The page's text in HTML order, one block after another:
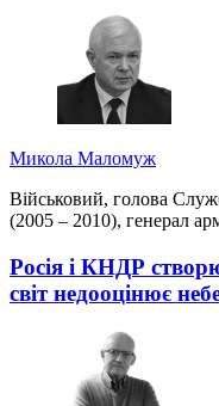
Микола Маломуж
Військовий, голова
(2005 – 2010), генерал
Росія і КНДР
світ недооцінює